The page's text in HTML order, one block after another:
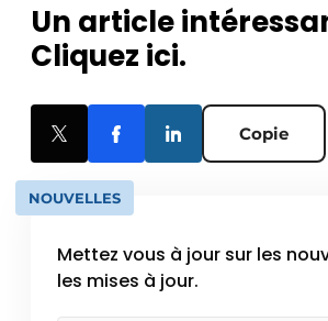
Un article
Cliquez ici.
Copie
NOUVELLES
Mettez vous à jour sur les
les mises à jour.